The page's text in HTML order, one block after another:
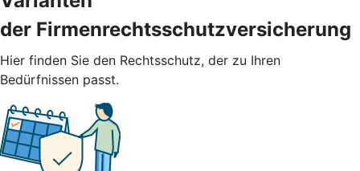
der Firmenrechtsschutzversicherung
Hier finden Sie den Rechtsschutz, der zu Ihren
Bedürfnissen passt.